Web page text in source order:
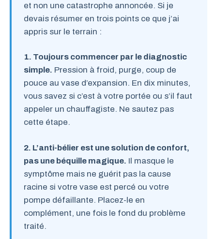
et non une catastrophe annoncée. Si je
devais résumer en trois points ce que j’ai
appris sur le terrain :
1. Toujours commencer par le diagnostic
simple. Pression à froid, purge, coup de
pouce au vase d’expansion. En dix minutes,
vous savez si c’est à votre portée ou s’il faut
appeler un chauffagiste. Ne sautez pas
cette étape.
2. L’anti-bélier est une solution de confort,
pas une béquille magique. Il masque le
symptôme mais ne guérit pas la cause
racine si votre vase est percé ou votre
pompe défaillante. Placez-le en
complément, une fois le fond du problème
traité.